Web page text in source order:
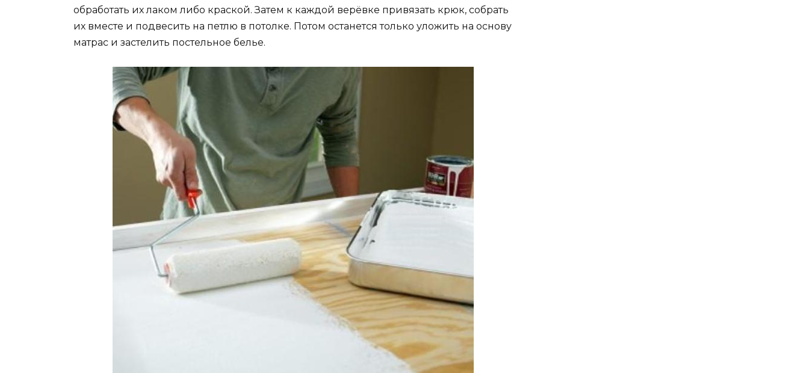
обработать их лаком либо краской. Затем к каждой верёвке привязать крюк, собрать
их вместе и подвесить на петлю в потолке. Потом останется только уложить на основу
матрас и застелить постельное белье.